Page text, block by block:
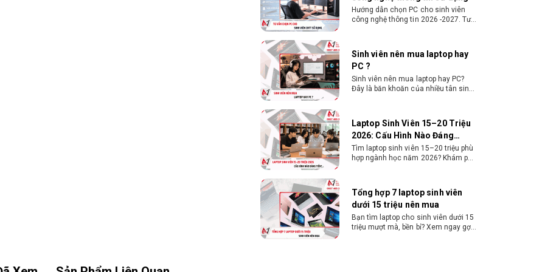
vòng bi
Docker, máy ảo, Android Studio tối
ưu chi phí.
Sinh viên nên mua laptop hay
Đây là băn khoăn của nhiều tân sinh
viên khi chọn máy học tập. Xem
ngay phân tích để chọn thiết bị
chuẩn ngành, hợp túi tiền!
Laptop Sinh Viên 15–20 Triệu
hợp ngành học năm 2026? Khám phá
cách chọn cấu hình, RAM, SSD, màn
hình và khả năng nâng cấp hợp lý.
Tổng hợp 7 laptop sinh viên
Bạn tìm laptop cho sinh viên dưới 15
triệu mượt mà, bền bỉ? Xem ngay gợi
ý các thương hiệu laptop bền, cấu
hình mạnh cho sinh viên sử dụng 4
năm đại học.
Dịch vụ build PC đồ họa tại